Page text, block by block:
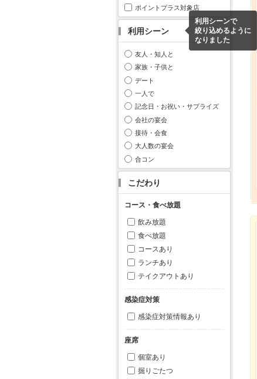
ポイントプラス対象店
利用シーン
利用シーンで
絞り込めるように
なりました
友人・知人と
家族・子供と
デート
一人で
記念日・お祝い・サプライズ
会社の宴会
接待・会食
大人数の宴会
合コン
こだわり
コース・食べ放題
飲み放題
食べ放題
コースあり
ランチあり
テイクアウトあり
感染症対策
感染症対策情報あり
座席
個室あり
掘りごたつ